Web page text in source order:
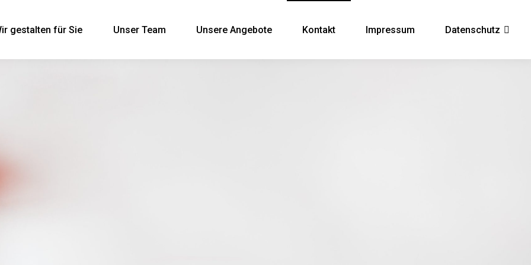
gestal­ten für Sie Unser Team Unse­re Angebote Kon­takt Impres­sum Daten­schutz